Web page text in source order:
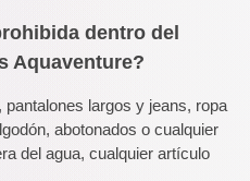
dentro del
Aquaventure?
largos y jeans, ropa
abotonados o cualquier
del agua, cualquier artículo